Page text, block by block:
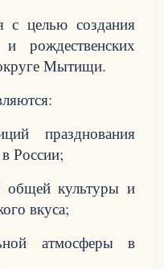
с целью создания
рождественских
Мытищи.
празднования
России;
общей культуры и
вкуса;
атмосферы в